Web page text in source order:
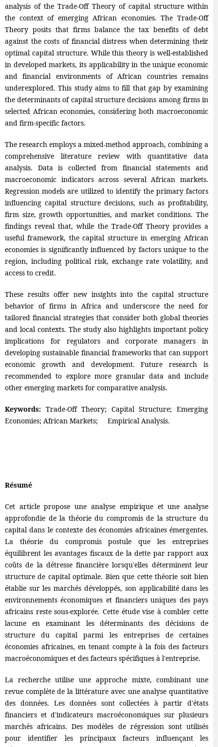
analysis of the Trade-Off Theory of capital structure within
the context of emerging African economies. The Trade-Off
Theory posits that firms balance the tax benefits of debt
against the costs of financial distress when determining their
optimal capital structure. While this theory is well-established
in developed markets, its applicability in the unique economic
and financial environments of African countries remains
underexplored. This study aims to fill that gap by examining
the determinants of capital structure decisions among firms in
selected African economies, considering both macroeconomic
and firm-specific factors.
The research employs a mixed-method approach, combining a
comprehensive literature review with quantitative data
analysis. Data is collected from financial statements and
macroeconomic indicators across several African markets.
Regression models are utilized to identify the primary factors
influencing capital structure decisions, such as profitability,
firm size, growth opportunities, and market conditions. The
findings reveal that, while the Trade-Off Theory provides a
useful framework, the capital structure in emerging African
economies is significantly influenced by factors unique to the
region, including political risk, exchange rate volatility, and
access to credit.
These results offer new insights into the capital structure
behavior of firms in Africa and underscore the need for
tailored financial strategies that consider both global theories
and local contexts. The study also highlights important policy
implications for regulators and corporate managers in
developing sustainable financial frameworks that can support
economic growth and development. Future research is
recommended to explore more granular data and include
other emerging markets for comparative analysis.
Keywords:Trade-Off Theory; Capital Structure; Emerging
Economies; African Markets; Empirical Analysis.
Résumé
Cet article propose une analyse empirique et une analyse
approfondie de la théorie du compromis de la structure du
capital dans le contexte des économies africaines émergentes.
La théorie du compromis postule que les entreprises
équilibrent les avantages fiscaux de la dette par rapport aux
coûts de la détresse financière lorsqu'elles déterminent leur
structure de capital optimale. Bien que cette théorie soit bien
établie sur les marchés développés, son applicabilité dans les
environnements économiques et financiers uniques des pays
africains reste sous-explorée. Cette étude vise à combler cette
lacune en examinant les déterminants des décisions de
structure du capital parmi les entreprises de certaines
économies africaines, en tenant compte à la fois des facteurs
macroéconomiques et des facteurs spécifiques à l'entreprise.
La recherche utilise une approche mixte, combinant une
revue complète de la littérature avec une analyse quantitative
des données. Les données sont collectées à partir d'états
financiers et d'indicateurs macroéconomiques sur plusieurs
marchés africains. Des modèles de régression sont utilisés
pour identifier les principaux facteurs influençant les